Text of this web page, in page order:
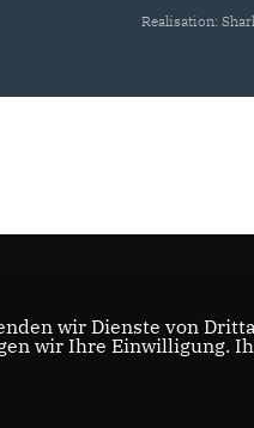
Realisation:
wir Dienste von
wir Ihre Einwilligung.